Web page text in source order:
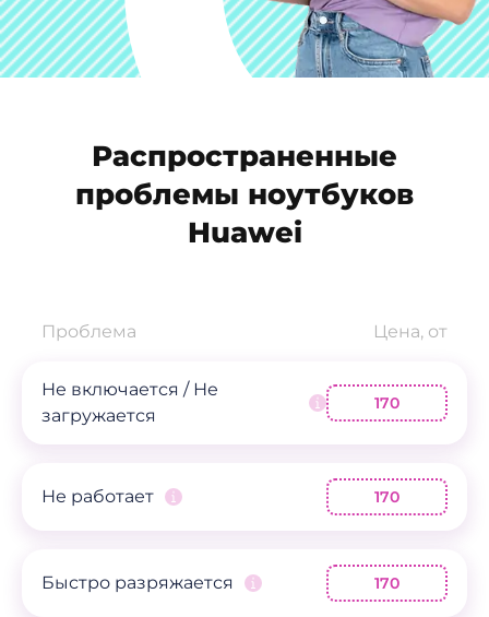
Распространенные
проблемы ноутбуков
Huawei
Проблема Цена, от
Не включается / Не
загружается
170
Не работает 170
Быстро разряжается 170